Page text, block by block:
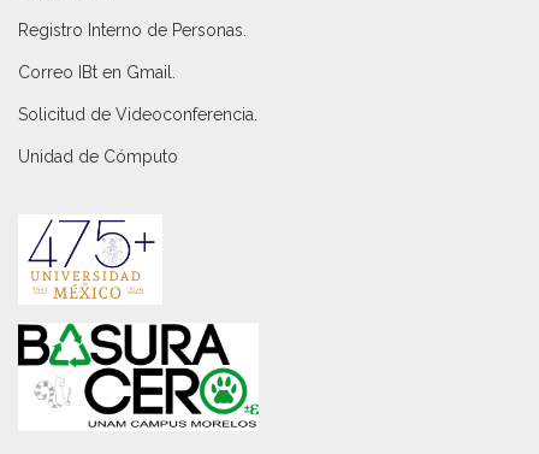
Registro Interno de Personas
Correo IBt en Gmail
Solicitud de Videoconferencia.
Unidad de Cómputo